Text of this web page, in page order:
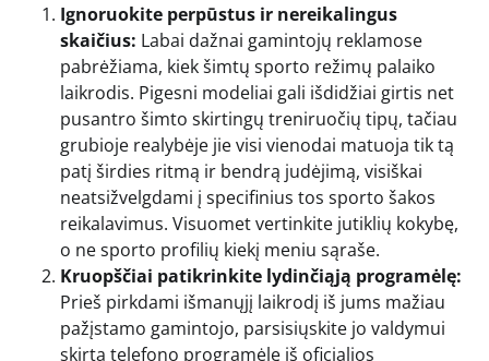
Ignoruokite perpūstus ir nereikalingus
skaičius: Labai dažnai gamintojų reklamose
pabrėžiama, kiek šimtų sporto režimų palaiko
laikrodis. Pigesni modeliai gali išdidžiai girtis net
pusantro šimto skirtingų treniruočių tipų, tačiau
grubioje realybėje jie visi vienodai matuoja tik tą
patį širdies ritmą ir bendrą judėjimą, visiškai
neatsižvelgdami į specifinius tos sporto šakos
reikalavimus. Visuomet vertinkite jutiklių kokybę,
o ne sporto profilių kiekį meniu sąraše.
Kruopščiai patikrinkite lydinčiąją programėlę:
Prieš pirkdami išmanųjį laikrodį iš jums mažiau
pažįstamo gamintojo, parsisiųskite jo valdymui
skirtą telefono programėlę iš oficialios